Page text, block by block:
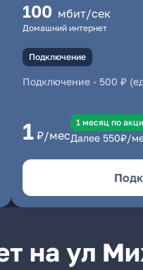
100 мбит/сек
Домашний интернет
Подключение
Подключение - 500 ₽
1 ₽/мес
1 месяц по
Далее 550₽/
на ул